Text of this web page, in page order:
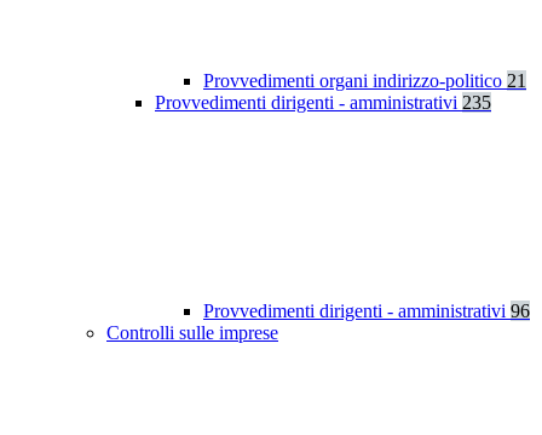
Provvedimenti organi indirizzo-politico 21
Provvedimenti dirigenti - amministrativi 235
Provvedimenti dirigenti - amministrativi 96
Controlli sulle imprese